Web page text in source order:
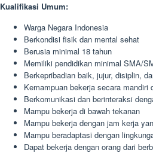
Kualifikasi Umum:
Warga Negara Indonesia
Berkondisi fisik dan mental sehat
Berusia minimal 18 tahun
Memiliki pendidikan minimal SMA/
Berkepribadian baik, jujur, disiplin,
Kemampuan bekerja secara mandiri
Berkomunikasi dan berinteraksi
Mampu bekerja di bawah tekanan
Mampu bekerja dengan jam kerja
Mampu beradaptasi dengan
Dapat bekerja dengan orang dari